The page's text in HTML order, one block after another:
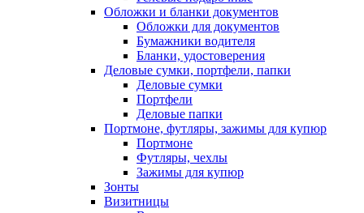
Обложки и бланки документов
Обложки для документов
Бумажники водителя
Бланки, удостоверения
Деловые сумки, портфели, папки
Деловые сумки
Портфели
Деловые папки
Портмоне, футляры, зажимы для купюр
Портмоне
Футляры, чехлы
Зажимы для купюр
Зонты
Визитницы